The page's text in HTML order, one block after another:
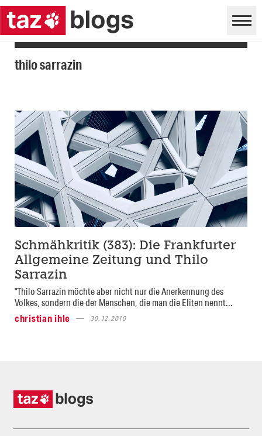
thilo sarrazin
Schmähkritik (383): Die Frankfurter
Allgemeine Zeitung und Thilo
Sarrazin
"Thilo Sarrazin möchte aber nicht nur die Anerkennung des
Volkes, sondern die der Menschen, die man die Eliten nennt...
christian ihle
30.12.2010